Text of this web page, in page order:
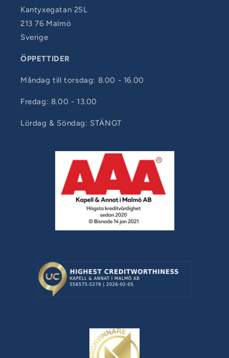
Kantyxegatan 25L
213 76 Malmö
Sverige
ÖPPETTIDER
Måndag till torsdag: 8.00 - 16.00
Fredag: 8.00 - 13.00
Lördag & Söndag: STÄNGT